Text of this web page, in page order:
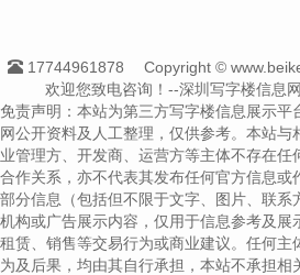
17744961878
Copyright ©
欢迎您致电咨询！--深圳写字楼信息
免责声明：本站为第三方写字楼信息展示平
网公开资料及人工整理，仅供参考。本站与
业管理方、开发商、运营方等主体不存在任
合作关系，亦不代表其发布任何官方信息或
部分信息（包括但不限于文字、图片、联系
机构或广告展示内容，仅用于信息参考及展
租赁、销售等交易行为或商业建议。任何主
为及后果，均由其自行承担，本站不承担相